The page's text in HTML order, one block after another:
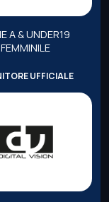
A & UNDER19
FEMMINILE
UFFICIALE